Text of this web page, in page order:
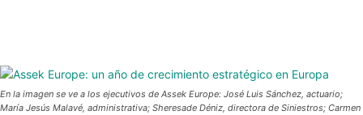
En la imagen se ve a los ejecutivos de Assek Europe: José Luis Sánchez, actuario;
María Jesús Malavé, administrativa; Sheresade Déniz, directora de Siniestros; Carmen